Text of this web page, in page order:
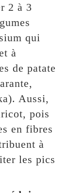
2 à 3
qui
à
de patate
Aussi,
pois
en fibres
à
les pics